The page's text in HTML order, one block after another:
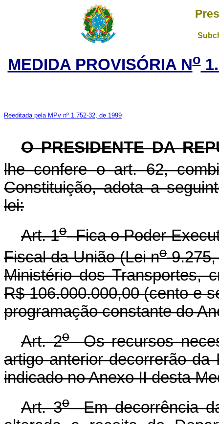
MEDIDA PROVISÓRIA No
Reeditada pela MPv nº 1.752-32, de 1999
O PRESIDENTE DA
lhe confere o art. 62,
Constituição, adota a
lei:
Art. 1oFica o Poder
Fiscal da União (Lei no9.275,
Ministério dos Transportes,
R$ 106.000.000,00 (cento e
programação constante do
Art. 2oOs recursos
artigo anterior decorrerão da
indicado no Anexo II desta
Art. 3oEm decorrência